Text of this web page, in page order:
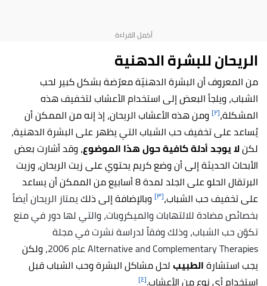
الريحان للبشرة الدهنية
من المعروف أن البشرة الدهنيّة معرّضة بشكل كبير لحب
الشباب، ويلجأ البعض إلى استخدام الأعشاب لتخفيف هذه
المشكلة،[٢]
ومن هذه الأعشاب الريحان، إذ إنه من الممكن أن
يُساعد على تخفيف حب الشباب التي يظهر على البشرة الدهنية،
لكنلا يوجد أدلة كافية حول هذا الموضوع، وقد أشارت بعض
الأبحاث الحديثة إلى أن وضع كريم يحتوي على زيت الريحان، وزيت
البرتقال الحلو على الجلد لمدة 8 أسابيع من الممكن أن يساعد
على تخفيف حب الشباب،[٣] وبالإضافة إلى ذلكيمتاز الريحان أيضاً
بخصائص مضادة للالتهابات والميكروبات، والتي لها دور في منع
تكوّن حب الشباب، وذلك وفقاً لدراسة نشرت في مجلة
Alternative and Complementary Therapies عام 2006،
ولكن
يجب استشارةالطبيب لحل مشاكل البشرة وحب الشباب قبل
استخدام أي نوع من الأعشاب.[٤]